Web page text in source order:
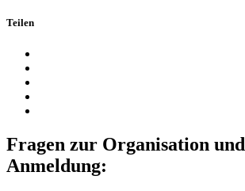
Teilen
Fragen zur Organisation und
Anmeldung: